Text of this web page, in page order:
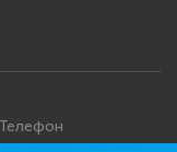
Телефон